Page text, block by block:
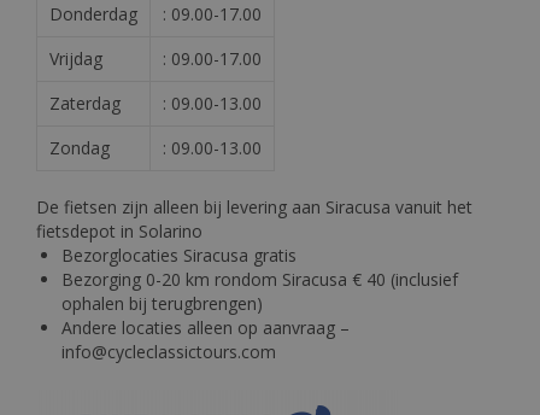
Donderdag
: 09.00-17.00
Vrijdag
: 09.00-17.00
Zaterdag
: 09.00-13.00
Zondag
: 09.00-13.00
De fietsen zijn alleen bij levering aan Siracusa vanuit het
fietsdepot in Solarino
Bezorglocaties Siracusa gratis
Bezorging 0-20 km rondom Siracusa € 40 (inclusief
ophalen bij terugbrengen)
Andere locaties alleen op aanvraag –
info@cycleclassictours.com